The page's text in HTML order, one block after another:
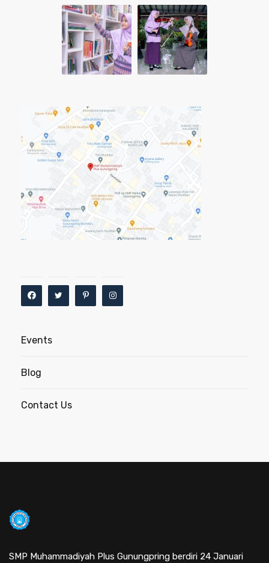
Events
Blog
Contact Us
SMP Muhammadiyah Plus Gunungpring berdiri 24 Januari